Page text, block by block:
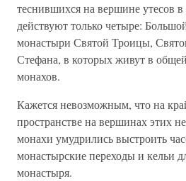
теснившихся на вершине утесов
действуют только четыре:
монастыри Святой Троицы,
Стефана, в которых живут в
монахов.
Кажется невозможным, что на
пространстве на вершинах этих
монахи умудрились выстроить
монастырские переходы и кельи
монастыря.